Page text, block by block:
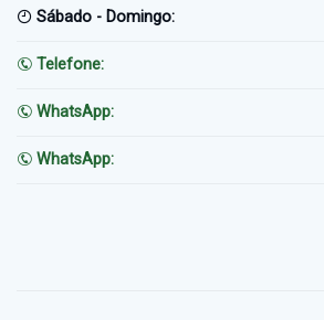
Sábado - Domingo:
Telefone:
WhatsApp:
WhatsApp: